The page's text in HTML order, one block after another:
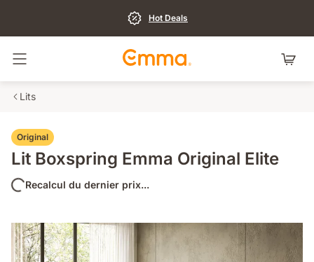
Hot Deals
Basculer la navigation
Lits
Original
Lit Boxspring Emma Original Elite
Recalcul du dernier prix...